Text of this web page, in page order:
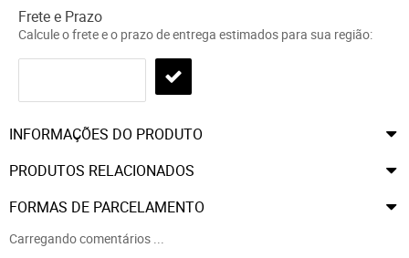
Frete e Prazo
Calcule o frete e o prazo de entrega estimados para sua região:
INFORMAÇÕES DO PRODUTO
PRODUTOS RELACIONADOS
FORMAS DE PARCELAMENTO
Carregando comentários ...